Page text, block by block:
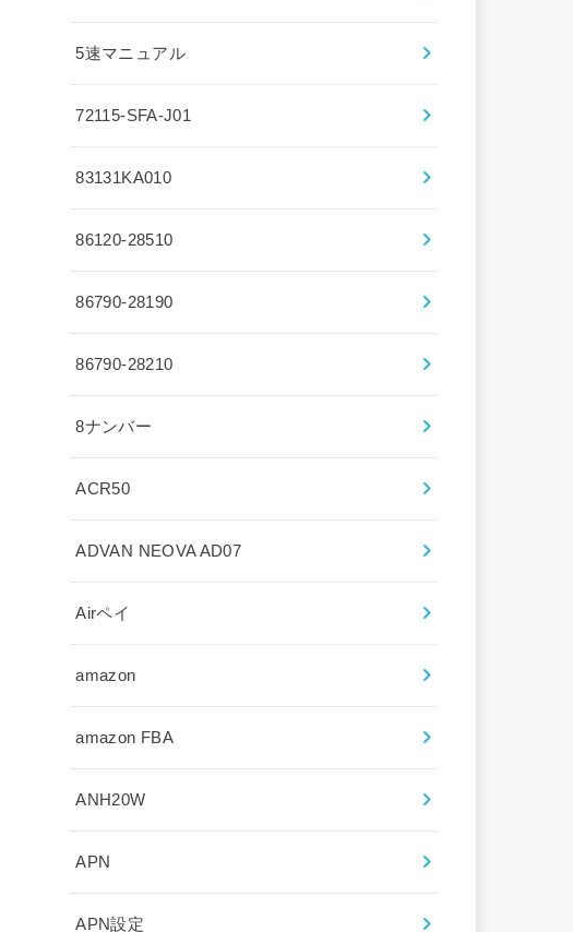
5速マニュアル
72115-SFA-J01
83131KA010
86120-28510
86790-28190
86790-28210
8ナンバー
ACR50
ADVAN NEOVA AD07
Airペイ
amazon
amazon FBA
ANH20W
APN
APN設定